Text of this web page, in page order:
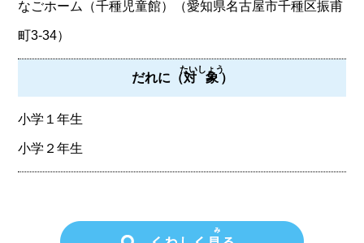
なごホーム（千種児童館）（愛知県名古屋市千種区振甫
町3-34）
だれに（対象
たいしょう
）
小学１年生
小学２年生